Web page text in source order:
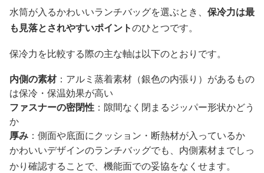
水筒が入るかわいいランチバッグを選ぶとき、 保冷力は最
も見落とされやすいポイントのひとつです。
保冷力を比較する際の主な軸は以下のとおりです。
内側の素材：アルミ蒸着素材（銀色の内張り）があるもの
は保冷・保温効果が高い
ファスナーの密閉性 ：隙間なく閉まるジッパー形状かどう
か
厚み ：側面や底面にクッション・断熱材が入っているか
かわいいデザインのランチバッグでも、内側素材までしっ
かり確認することで、機能面での妥協をなくせます。